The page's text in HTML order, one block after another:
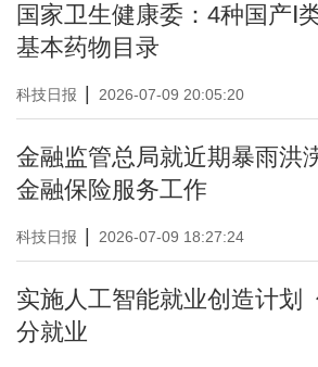
国家卫生健康委：4种国产Ⅰ
基本药物目录
科技日报 2026-07-09 20:05:20
金融监管总局就近期暴雨洪
金融保险服务工作
科技日报 2026-07-09 18:27:24
实施人工智能就业创造计划
分就业